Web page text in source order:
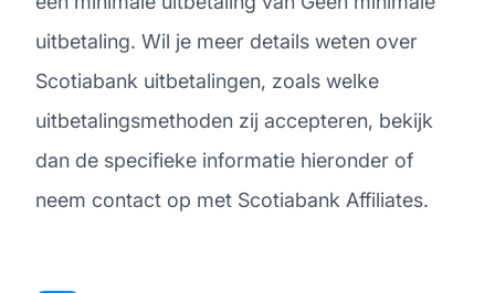
uitbetaling. Wil je meer details weten over
Scotiabank uitbetalingen, zoals welke
uitbetalingsmethoden zij accepteren, bekijk
dan de specifieke informatie hieronder of
neem contact op met Scotiabank Affiliates.